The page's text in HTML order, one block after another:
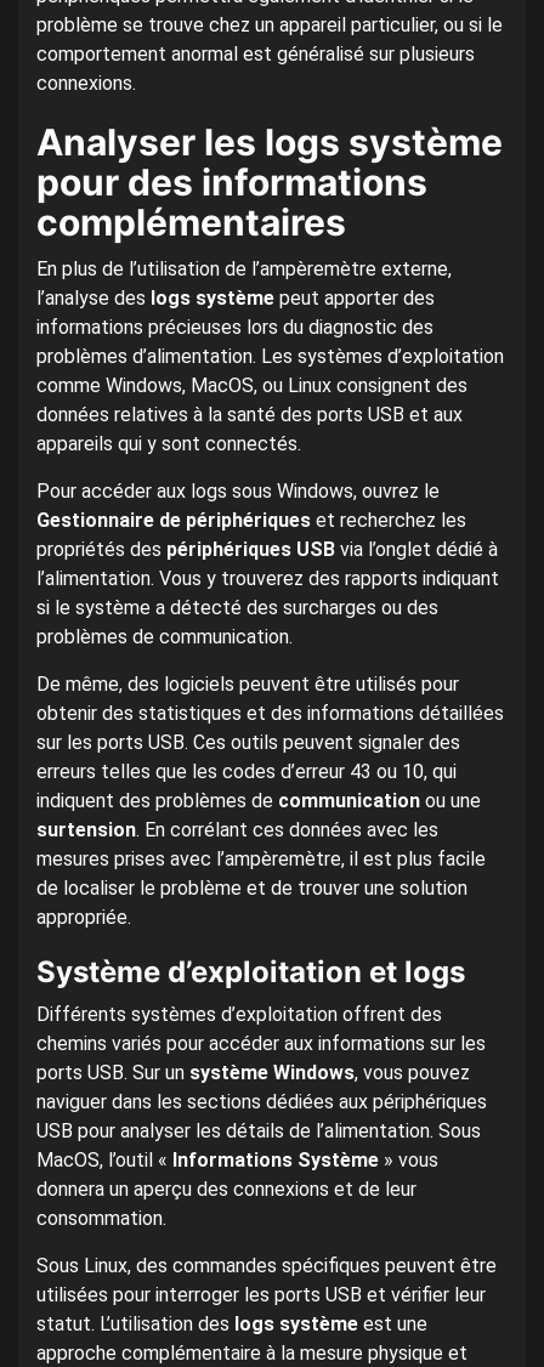
problème se trouve chez un appareil particulier, ou si le
comportement anormal est généralisé sur plusieurs
connexions.
Analyser les logs système
pour des informations
complémentaires
En plus de l’utilisation de l’ampèremètre externe,
l’analyse des logs système peut apporter des
informations précieuses lors du diagnostic des
problèmes d’alimentation. Les systèmes d’exploitation
comme Windows, MacOS, ou Linux consignent des
données relatives à la santé des ports USB et aux
appareils qui y sont connectés.
Pour accéder aux logs sous Windows, ouvrez le
Gestionnaire de périphériques et recherchez les
propriétés des périphériques USB via l’onglet dédié à
l’alimentation. Vous y trouverez des rapports indiquant
si le système a détecté des surcharges ou des
problèmes de communication.
De même, des logiciels peuvent être utilisés pour
obtenir des statistiques et des informations détaillées
sur les ports USB. Ces outils peuvent signaler des
erreurs telles que les codes d’erreur 43 ou 10, qui
indiquent des problèmes de communication ou une
surtension. En corrélant ces données avec les
mesures prises avec l’ampèremètre, il est plus facile
de localiser le problème et de trouver une solution
appropriée.
Système d’exploitation et logs
Différents systèmes d’exploitation offrent des
chemins variés pour accéder aux informations sur les
ports USB. Sur un système Windows, vous pouvez
naviguer dans les sections dédiées aux périphériques
USB pour analyser les détails de l’alimentation. Sous
MacOS, l’outil « Informations Système » vous
donnera un aperçu des connexions et de leur
consommation.
Sous Linux, des commandes spécifiques peuvent être
utilisées pour interroger les ports USB et vérifier leur
statut. L’utilisation des logs système est une
approche complémentaire à la mesure physique et